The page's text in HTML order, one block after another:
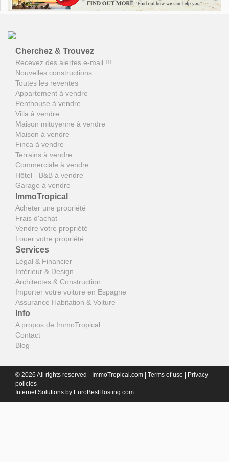
Cherchez & Trouvez
Recevez des alertes e-mail !!!
Nouvelles constructions
Toutes les reventes
Appartement à vendre
Penthouse à vendre
Villa à vendre
Maison mitoyenne à vendre
Maison à vendre
Finca à vendre
Terrains à vendre
Commerciale à vendre
Hôtel - B&B à vendre
Garage à vendre
ImmoTropical
Acheter une propriété
Frais d'achat
Vendre votre propriété
Louer votre propriété
Services
Légal & Financier
Intérieur & Design
Architectes & Construction
Importer votre voiture en Espagne
Assurance Habitation & Voiture
Info
A propos de ImmoTropical
Contact
Blog
© 2026 All rights reserved - ImmoTropical.com | Terms of use
Privacy
policies
Internet Solutions by EuroBestHosting.com